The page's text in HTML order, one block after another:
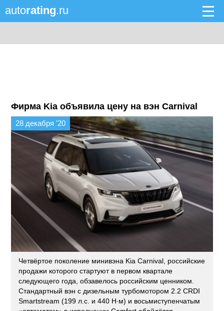
autorating.ru
Фирма Kia объявила цену на вэн Carnival
28 декабря '20
Четвёртое поколение минивэна Kia Carnival, российские
продажи которого стартуют в первом квартале
следующего года, обзавелось российским ценником.
Стандартный вэн с дизельным турбомотором 2.2 CRDI
Smartstream (199 л.с. и 440 Н·м) и восьмиступенчатым